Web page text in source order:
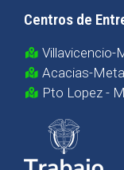
Centros de
Villavicencio-
Acacias-Meta
Pto Lopez -